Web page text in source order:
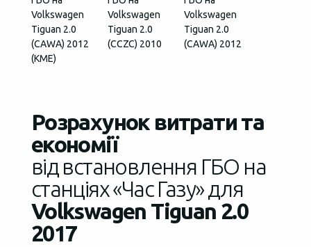
Volkswagen
Tiguan 2.0
(CAWA) 2012
(КМЕ)
Volkswagen
Tiguan 2.0
(CCZC) 2010
Volkswagen
Tiguan 2.0
(СAWA) 2012
Розрахунок витрати та
економії
від встановлення ГБО на
станціях «Час Газу» для
Volkswagen Tiguan 2.0
2017